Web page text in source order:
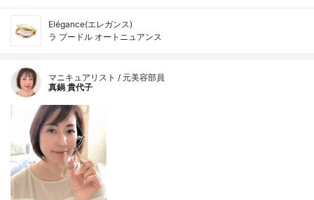
Elégance(エレガンス)
ラ プードル オートニュアンス
マニキュアリスト / 元美容部員
真鍋 貴代子